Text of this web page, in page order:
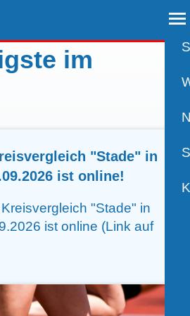
im
"Stade" in
ist online!
"Stade" in
ist online (Link auf